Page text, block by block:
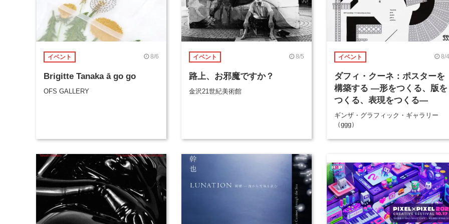
イベント 8/6
Brigitte Tanaka ā go go
OFS GALLERY
イベント 8/5
路上、お邪魔ですか？
金沢21世紀美術館
イベント 8/4
ダフィ・クーネ：ポスターを
構築する ―形をつくる、版を
つくる、表現をつくる―
ギンザ・グラフィック・ギャラリー
（ggg）